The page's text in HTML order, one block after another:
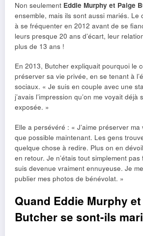
Non seulement Eddie Murphy et Paige
ensemble, mais ils sont aussi mariés. Le
à se fréquenter en 2012 avant de se
leurs presque 20 ans d’écart, leur
plus de 13 ans !
En 2013, Butcher expliquait pourquoi le
préserver sa vie privée, en se tenant à
sociaux. « Je suis en couple avec une
j’avais l’impression qu’on me voyait déjà
exposée. »
Elle a persévéré : « J’aime préserver
que possible maintenant. Les gens
quelque chose à redire. Plus on en
en retour. Je n’étais tout simplement
suis devenue vraiment ennuyeuse. Je
publier mes photos de bénévolat. »
Quand Eddie Murphy
Butcher se sont-ils